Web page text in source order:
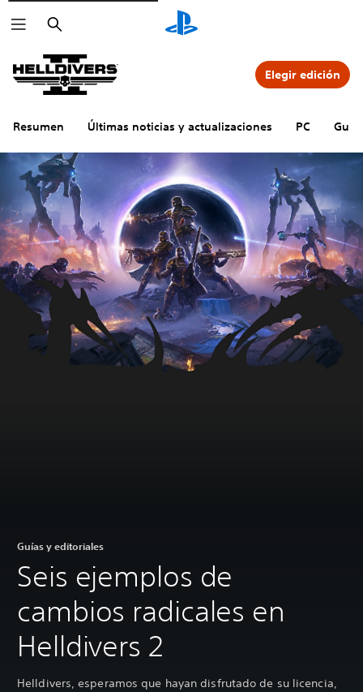
Buscar
Resumen Últimas noticias y actualizaciones PC Guía
Elegir edición
Guías y editoriales
Seis ejemplos de
cambios radicales en
Helldivers 2
Helldivers, esperamos que hayan disfrutado de su licencia,